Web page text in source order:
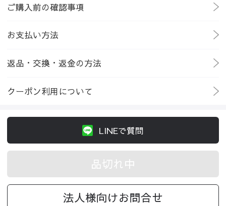
ご購入前の確認事項
お支払い方法
返品・交換・返金の方法
クーポン利用について
LINEで質問
品切れ中
法人様向けお問合せ